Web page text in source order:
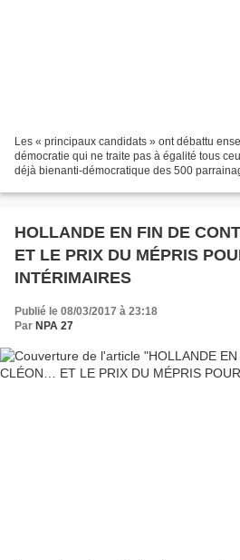
Les « principaux candidats » ont débattu
démocratie qui ne traite pas à égalité tous
déjà bienanti-démocratique des 500
HOLLANDE EN FIN DE
ET LE PRIX DU MÉPRIS
INTÉRIMAIRES
Publié le 08/03/2017 à 23:18
Par NPA 27